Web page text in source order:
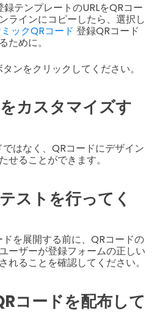
テンプレートのURLをQRコー
ラインにコピーしたら、選択し
ックQRコード 登録QRコード
ために。
ンをクリックしてください。
カスタマイズす
はなく、QRコードにデザイン
せることができます。
ストを行ってく
を展開する前に、QRコードの
ーザーが登録フォームの正しい
れることを確認してください。
コードを配布して